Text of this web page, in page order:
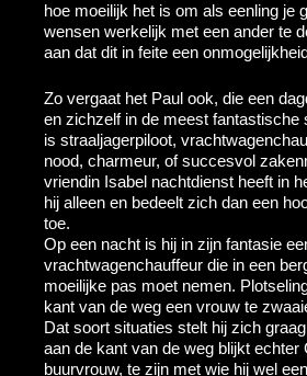
hoe moeilijk het is om als eenling je
wensen werkelijk met een ander te
aan dat dit in feite een
Zo vergaat het Paul ook, die een
en zichzelf in de meest fantastische
is straaljagerpiloot,
nood, charmeur, of succesvol
vriendin Isabel nachtdienst heeft in
hij alleen en bedeelt zich dan een
toe.
Op een nacht is hij in zijn fantasie
vrachtwagenchauffeur die in een
moeilijke pas moet nemen.
kant van de weg een vrouw te
Dat soort situaties stelt hij zich
aan de kant van de weg blijkt echter
buurvrouw, te zijn met wie hij wel